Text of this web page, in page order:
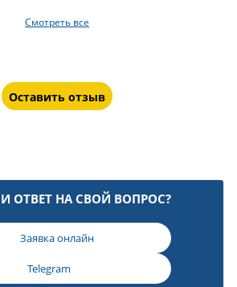
Смотреть все
Оставить отзыв
ОТВЕТ НА СВОЙ ВОПРОС?
Заявка онлайн
Telegram